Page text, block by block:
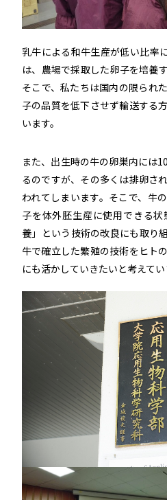
乳牛による和牛生産が低い比率
は、農場で採取した卵子を培養
そこで、私たちは国内の限られ
子の品質を低下させず輸送する
います。
また、出生時の牛の卵巣内には
るのですが、その多くは排卵さ
われてしまいます。そこで、牛
子を体外胚生産に使用できる
養」という技術の改良にも取り
牛で確立した繁殖の技術をヒト
にも活かしていきたいと考えてい